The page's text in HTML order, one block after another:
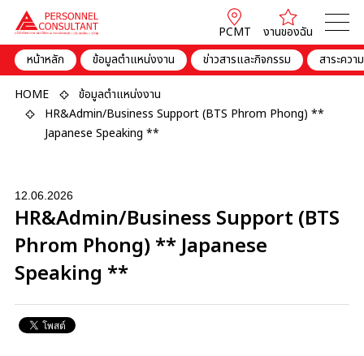
PCMT
งานของฉัน
หน้าหลัก
ข้อมูลตำแหน่งงาน ข่าวสารและกิจกรรม สาระควา
HOME
ข้อมูลตำแหน่งงาน
HR&Admin/Business Support (BTS Phrom Phong) **
Japanese Speaking **
12.06.2026
HR&Admin/Business Support (BTS
Phrom Phong) ** Japanese
Speaking **